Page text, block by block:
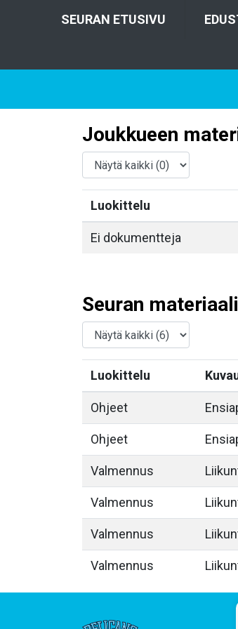
SEURAN ETUSIVU
Joukkueen
Luokittelu
Ei dokumentteja
Seuran
Luokittelu
Ohjeet
Ohjeet
Valmennus
Valmennus
Valmennus
Valmennus